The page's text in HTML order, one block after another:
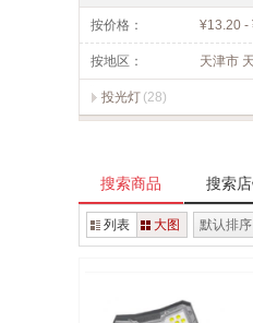
按价格： ¥13.20 -
按地区： 天津市
投光灯 (28)
搜索商品 搜索
列表 大图 默认排序